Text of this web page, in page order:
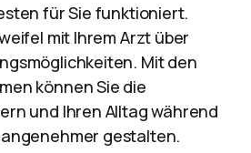
für Sie funktioniert.
mit Ihrem Arzt über
Mit den
können Sie die
und Ihren Alltag während
gestalten.